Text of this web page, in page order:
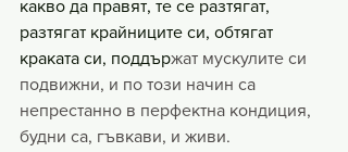
какво да правят, те се разтягат,
разтягат крайниците си, обтягат
краката си, поддържат мускулите си
подвижни, и по този начин са
непрестанно в перфектна кондиция,
будни са, гъвкави, и живи.